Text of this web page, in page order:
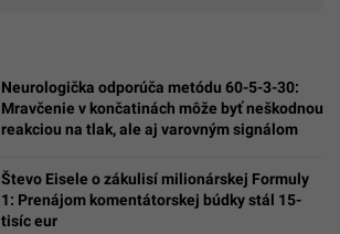
Neurologička odporúča metódu 60-5-3-30:
Mravčenie v končatinách môže byť neškodnou
reakciou na tlak, ale aj varovným signálom
Števo Eisele o zákulisí milionárskej Formuly
1: Prenájom komentátorskej búdky stál 15-
tisíc eur